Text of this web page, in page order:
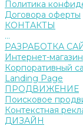
Политика
Договора оферты
КОНТАКТЫ
...
РАЗРАБОТКА
Интернет-магазин
Корпоративный
Landing Page
ПРОДВИЖЕНИЕ
Поисковое
Контекстная
ДИЗАЙН